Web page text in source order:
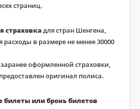
страниц.
страховкадля стран Шенгена,
в размере не менее 30000
оформленной страховки,
оригинал полиса.
билеты или бронь билетов